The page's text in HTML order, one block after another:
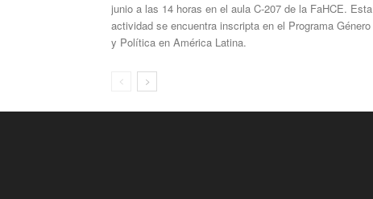
junio a las 14 horas en el aula C-207 de la FaHCE. Esta
actividad se encuentra inscripta en el Programa Género
y Política en América Latina.